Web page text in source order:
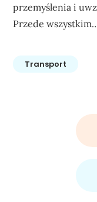
przemyślenia i
Przede
Transport